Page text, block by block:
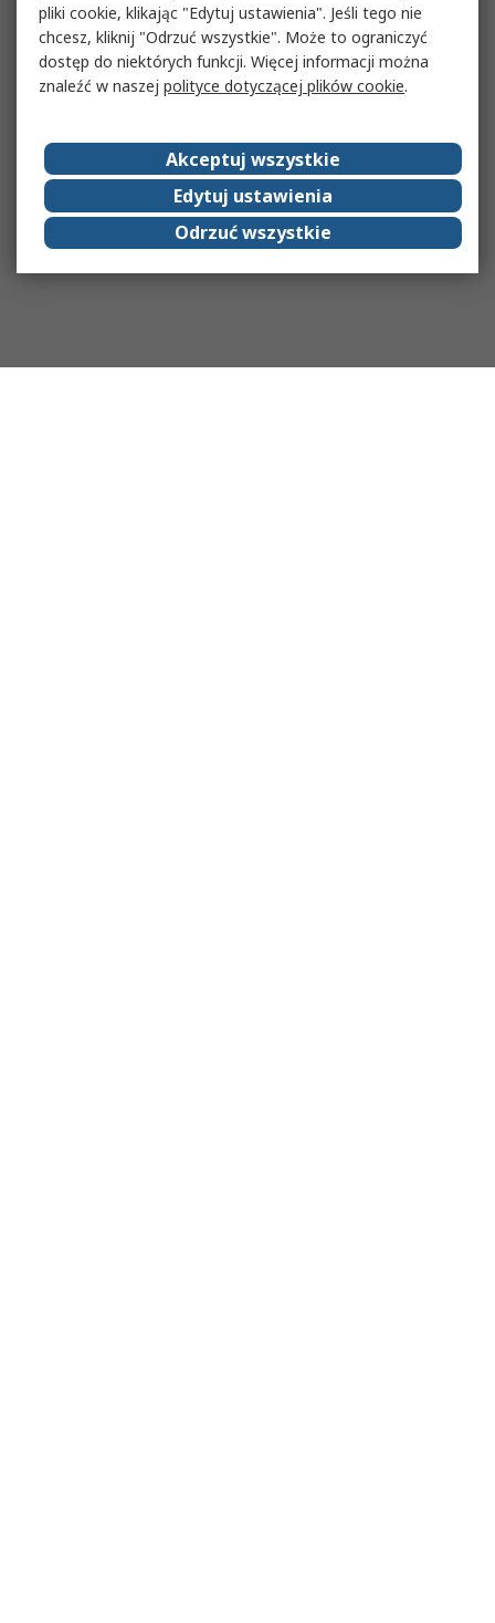
pliki cookie, klikając "Edytuj ustawienia". Jeśli tego nie
chcesz, kliknij "Odrzuć wszystkie". Może to ograniczyć
dostęp do niektórych funkcji. Więcej informacji można
znaleźć w naszej polityce dotyczącej plików cookie.
Akceptuj wszystkie
Edytuj ustawienia
Odrzuć wszystkie